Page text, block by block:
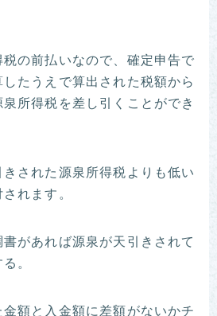
の前払いなので、確定申告で
たうえで算出された税額から
所得税を差し引くことができ
された源泉所得税よりも低い
れます。
があれば源泉が天引きされて
。
額と入金額に差額がないかチ